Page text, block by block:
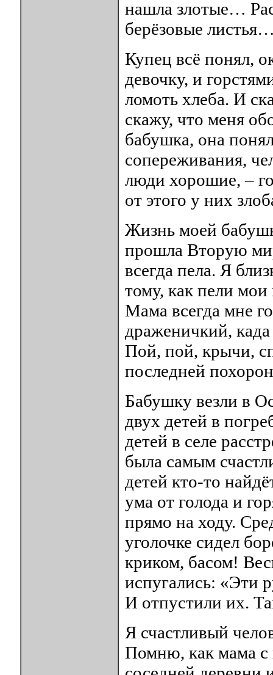
нашла злотые…
берёзовые
Купец всё понял,
девочку, и
ломоть хлеба. И
скажу, что меня
бабушка, она
сопереживания,
люди хорошие, –
от этого у них
Жизнь моей
прошла Вторую
всегда пела. Я
тому, как пели
Мама всегда мне
драженичкий,
Пой, пой, крычи,
последней
Бабушку везли в
двух детей в
детей в селе
была самым
детей кто-то
ума от голода и
прямо на ходу.
уголочке сидел
криком, басом!
испугались: «Эти
И отпустили их.
Я счастливый
Помню, как мама с